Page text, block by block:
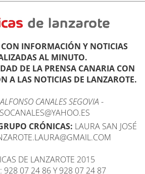
INFORMACIÓN Y NOTICIAS
AL MINUTO.
DE LA PRENSA CANARIA CON
A LAS NOTICIAS DE LANZAROTE.
CANALES SEGOVIA -
CRÓNICAS: LAURA SAN JOSÉ
DE LANZAROTE 2015
928 07 24 86 Y 928 07 24 87